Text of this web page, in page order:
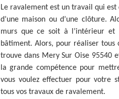
Le ravalement est un travail qui
d’une maison ou d’une clôture.
murs que ce soit à l’intérieur et
bâtiment. Alors, pour réaliser tous
trouve dans Mery Sur Oise 95540
la grande compétence pour
vous voulez effectuer pour votre
tous vos travaux de ravalement.